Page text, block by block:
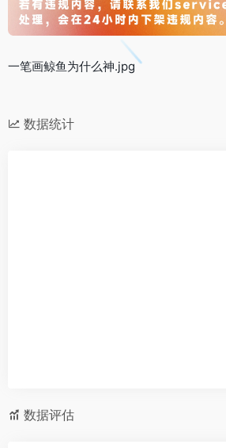
一笔画鲸鱼为什么神.jpg
数据统计
数据评估